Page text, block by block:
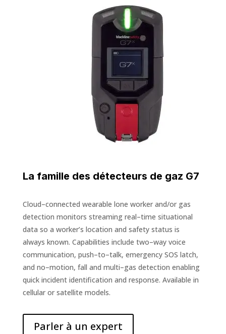
La famille des détecteurs de gaz G7
Cloud–connected wearable lone worker and/or gas
detection monitors streaming real–time situational
data so a worker’s location and safety status is
always known. Capabilities include two–way voice
communication, push–to–talk, emergency SOS latch,
and no–motion, fall and multi–gas detection enabling
quick incident identification and response. Available in
cellular or satellite models.
Parler à un expert